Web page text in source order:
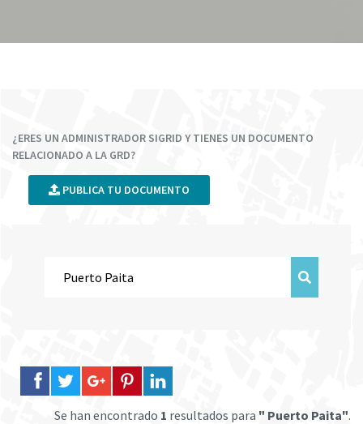
¿ERES UN ADMINISTRADOR SIGRID Y TIENES UN DOCUMENTO
RELACIONADO A LA GRD?
PUBLICA TU DOCUMENTO
Se han encontrado 1 resultados para " Puerto Paita".